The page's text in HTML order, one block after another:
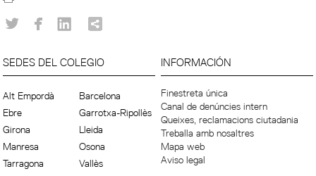
SEDES DEL COLEGIO
Alt Empordà
Barcelona
Ebre
Garrotxa-Ripollès
Girona
Lleida
Manresa
Osona
Tarragona
Vallès
INFORMACIÓN
Finestreta única
Canal de denúncies intern
Queixes, reclamacions ciutadania
Treballa amb nosaltres
Mapa web
Aviso legal